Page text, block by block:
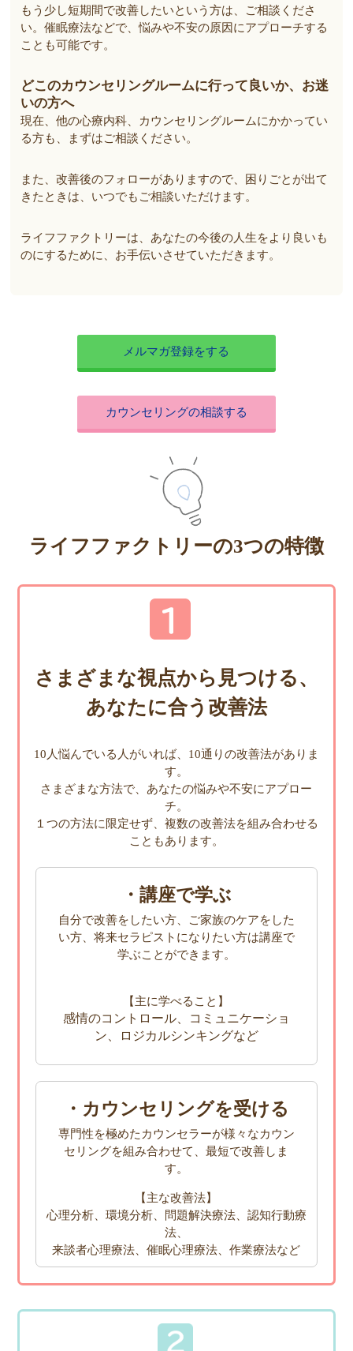
もう少し短期間で改善したいという方は、ご相談くださ
い。催眠療法などで、悩みや不安の原因にアプローチする
ことも可能です。
どこのカウンセリングルームに行って良いか、お迷
いの方へ
現在、他の心療内科、カウンセリングルームにかかってい
る方も、まずはご相談ください。
また、改善後のフォローがありますので、困りごとが出て
きたときは、いつでもご相談いただけます。
ライフファクトリーは、あなたの今後の人生をより良いも
のにするために、お手伝いさせていただきます。
メルマガ登録をする
カウンセリングの相談する
ライフファクトリーの3つの特徴
さまざまな視点から見つける、
あなたに合う改善法
10人悩んでいる人がいれば、10通りの改善法がありま
す。
さまざまな方法で、あなたの悩みや不安にアプロー
チ。
１つの方法に限定せず、複数の改善法を組み合わせる
こともあります。
・講座で学ぶ
自分で改善をしたい方、ご家族のケアをした
い方、将来セラピストになりたい方は講座で
学ぶことができます。
【主に学べること】
感情のコントロール、コミュニケーショ
ン、ロジカルシンキングなど
・カウンセリングを受ける
専門性を極めたカウンセラーが様々なカウン
セリングを組み合わせて、最短で改善しま
す。
【主な改善法】
心理分析、環境分析、問題解決療法、認知行動療
法、
来談者心理療法、催眠心理療法、作業療法など